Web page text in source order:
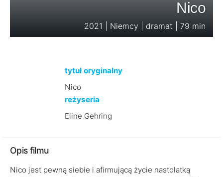
Nico
2021 | Niemcy | dramat | 79 min
tytuł oryginalny
Nico
reżyseria
Eline Gehring
Opis filmu
Nico jest pewną siebie i afirmującą życie nastolatką